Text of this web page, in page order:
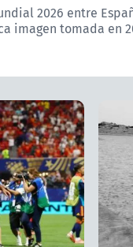
2026 entre
imagen tomada en